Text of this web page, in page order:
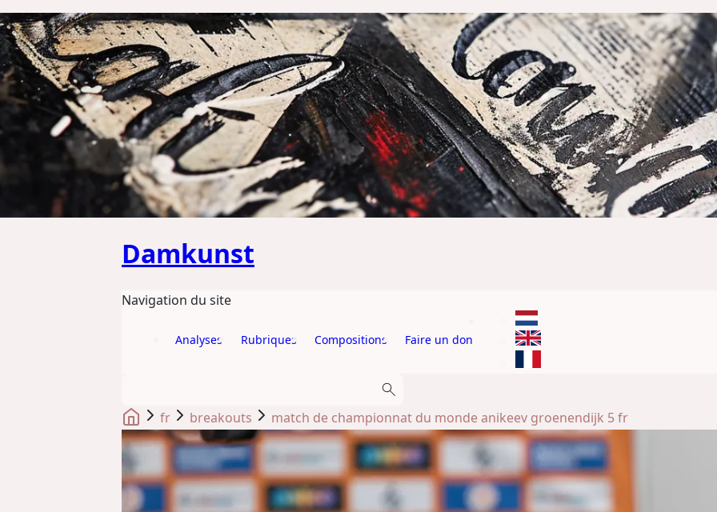
ALLER AU CONTENU PRINCIPAL
Damkunst
Navigation du site
Analyses Rubriques Compositions Faire un don
fr breakouts match de championnat du monde anikeev groenendijk 5 fr